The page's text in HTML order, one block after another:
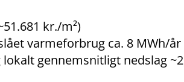
kr./m²)
varmeforbrug ca. 8 MWh/år
lokalt gennemsnitligt nedslag